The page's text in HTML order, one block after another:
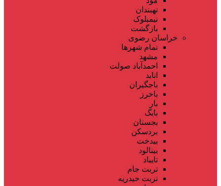
نهبندان
نیمبلوک
بازگشت
خراسان رضوی
تمام شهر‌ها
مشهد
احمدآباد صولت
انابد
باجگیران
باخرز
بار
بایگ
بجستان
بردسکن
بیدخت
بینالود
تایباد
تربت جام
تربت حیدریه